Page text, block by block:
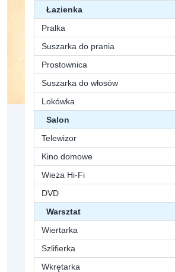
Łazienka
Pralka
Suszarka do prania
Prostownica
Suszarka do włosów
Lokówka
Salon
Telewizor
Kino domowe
Wieża Hi-Fi
DVD
Warsztat
Wiertarka
Szlifierka
Wkrętarka